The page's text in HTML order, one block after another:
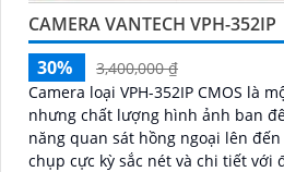
CAMERA VANTECH VPH-352IP
30%
3,400,000 ₫
Camera loại VPH-352IP CMOS là
nhưng chất lượng hình ảnh ban
năng quan sát hồng ngoại lên đến 30m. Hình
chụp cực kỳ sắc nét và chi tiết với